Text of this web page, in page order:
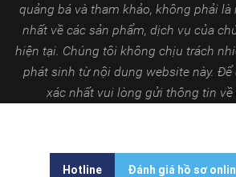
Hotline Đánh giá hồ sơ
quảng bá và tham khảo, không phải
nhất về các sản phẩm, dịch vụ của
hiện tại. Chúng tôi không chịu trách
phát sinh từ nội dung website này.
xác nhất vui lòng gửi thông tin về